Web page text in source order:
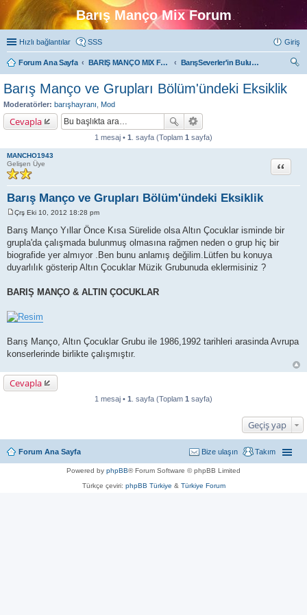
Barış Manço Mix Forum
Hızlı bağlantılar SSS Giriş
Forum Ana Sayfa BARIŞ MANÇO MIX FORUMLARI
BarışSeverler'in Buluşma Noktası
Barış Manço ve Grupları Bölüm'ündeki Eksiklik
Moderatörler: barışhayranı Mod
Cevapla
1 mesaj • 1 . sayfa (Toplam 1 sayfa)
MANCHO1943
Gelişen Üye
Barış Manço ve Grupları Bölüm'ündeki Eksiklik
Alıntı
M
s
a
Çrş Eki 10, 2012 18:28 pm
Barış Manço Yıllar Önce Kısa Sürelide olsa Altın Çocuklar isminde bir
grupla'da çalışmada bulunmuş olmasına rağmen neden o grup hiç bir
biografide yer almıyor .Ben bunu anlamış değilim.Lütfen bu konuya
duyarlılık gösterip Altın Çocuklar Müzik Grubunuda eklermisiniz ?
BARIŞ MANÇO & ALTIN ÇOCUKLAR
Barış Manço, Altın Çocuklar Grubu ile 1986,1992 tarihleri arasinda Avrupa
konserlerinde birlikte çalışmıştır.
Cevapla
1 mesaj • 1 . sayfa (Toplam 1 sayfa)
Geçiş yap
Forum Ana Sayfa Takım
Bize ulaşın
Powered by phpBB® Forum Software © phpBB Limited
Türkçe çeviri: phpBB Türkiye & Türkiye Forum